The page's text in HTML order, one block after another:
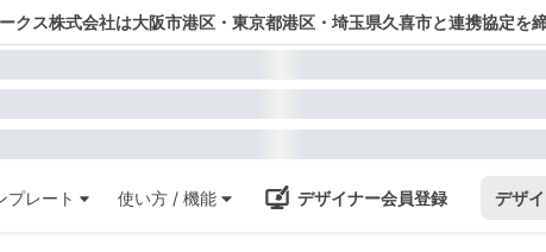
クス株式会社は大阪市港区・東京都港区・埼玉県久喜市と連携協定を
プレート 使い方 / 機能 デザイナー会員登録 デザ